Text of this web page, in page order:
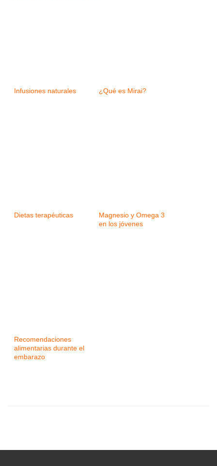
Infusiones naturales ¿Qué es Mirai?
Dietas terapéuticas
Magnesio y Omega 3
en los jóvenes
Recomendaciones
alimentarias durante el
embarazo